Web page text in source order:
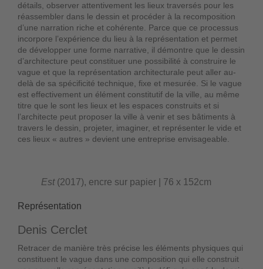
détails, observer attentivement les lieux traversés pour les
réassembler dans le dessin et procéder à la recomposition
d’une narration riche et cohérente. Parce que ce processus
incorpore l’expérience du lieu à la représentation et permet
de développer une forme narrative, il démontre que le dessin
d’architecture peut constituer une possibilité à construire le
vague et que la représentation architecturale peut aller au-
delà de sa spécificité technique, fixe et mesurée. Si le vague
est effectivement un élément constitutif de la ville, au même
titre que le sont les lieux et les espaces construits et si
l’architecte peut proposer la ville à venir et ses bâtiments à
travers le dessin, projeter, imaginer, et représenter le vide et
ces lieux « autres » devient une entreprise envisageable.
Est (2017), encre sur papier | 76 x 152cm
Représentation
Denis Cerclet
Retracer de manière très précise les éléments physiques qui
constituent le vague dans une composition qui elle construit